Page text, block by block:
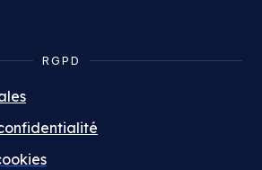
RGPD